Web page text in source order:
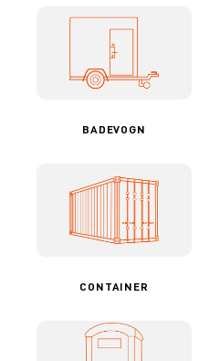
BADEVOGN
CONTAINER